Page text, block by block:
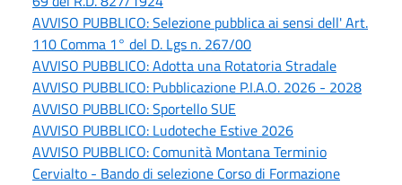
AVVISO PUBBLICO: Selezione pubblica ai sensi dell' Art.
110 Comma 1° del D. Lgs n. 267/00
AVVISO PUBBLICO: Adotta una Rotatoria Stradale
AVVISO PUBBLICO: Pubblicazione P.I.A.O. 2026 - 2028
AVVISO PUBBLICO: Sportello SUE
AVVISO PUBBLICO: Ludoteche Estive 2026
AVVISO PUBBLICO: Comunità Montana Terminio
Cervialto - Bando di selezione Corso di Formazione